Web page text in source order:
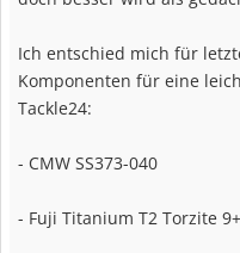
Ich entschied mich für
Komponenten für eine
Tackle24:
- CMW SS373-040
- Fuji Titanium T2 Torzite